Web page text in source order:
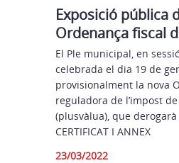
Exposició pública
Ordenança fiscal
El Ple municipal, en
celebrada el dia 19 de
provisionalment la nova
reguladora de l’impost
(plusvàlua), que
CERTIFICAT I ANNEX
23/03/2022